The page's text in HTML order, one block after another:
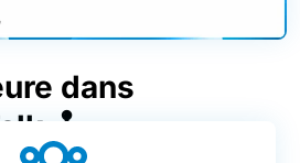
dans
🕹️